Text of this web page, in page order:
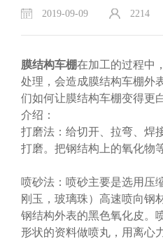
2019-09-09 2214
膜结构车棚在加工的过程中
处理，会造成膜结构车棚外
们如何让膜结构车棚变得更
介绍：
打磨法：给切开、拉弯、焊
打磨。把钢结构上的氧化物
喷砂法：喷砂主要是选用压
刚玉，玻璃珠）高速喷向钢
钢结构外表的黑色氧化皮。
形状的资料做喷丸，用离心